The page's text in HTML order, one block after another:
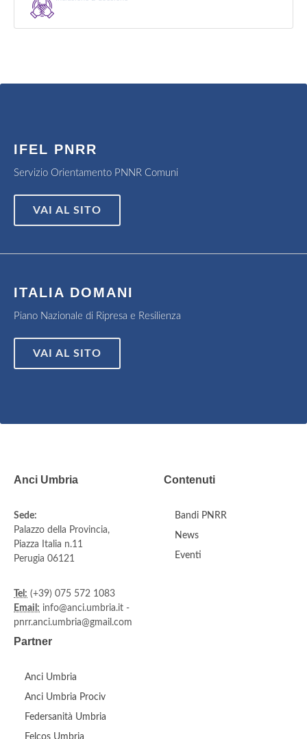
IFEL PNRR
Servizio Orientamento PNNR Comuni
VAI AL SITO
ITALIA DOMANI
Piano Nazionale di Ripresa e Resilienza
VAI AL SITO
Anci Umbria
Sede:
Palazzo della Provincia,
Piazza Italia n.11
Perugia 06121
Tel: (+39) 075 572 1083
Email: info@anci.umbria.it -
pnrr.anci.umbria@gmail.com
Contenuti
Bandi PNRR
News
Eventi
Partner
Anci Umbria
Anci Umbria Prociv
Federsanità Umbria
Felcos Umbria